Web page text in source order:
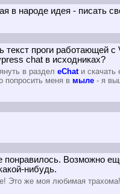
в народе идея - писать
проги работающей с
chat в исходниках?
в раздел eChatи скачать
попросить меня в мыле - я
понравилось. Возможно
нибудь.
Это же моя любимая